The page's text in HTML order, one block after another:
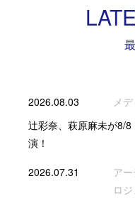
2026.08.03
メ
辻彩奈、萩原麻未が8/
演！
2026.07.31
ア
ロ